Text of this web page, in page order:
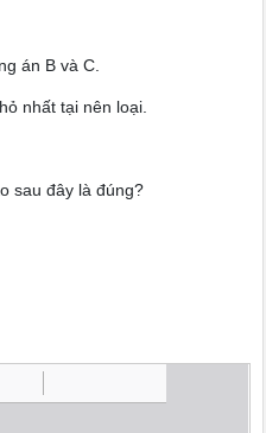
án B và C.
nhất tại nên loại.
sau đây là đúng?